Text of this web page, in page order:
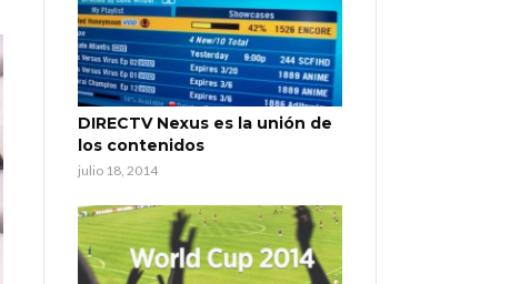
DIRECTV Nexus es la unión de
los contenidos
julio 18, 2014